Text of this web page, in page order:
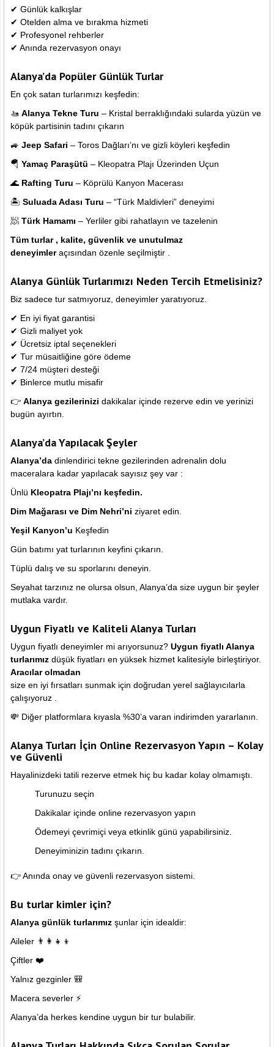
✔ Günlük kalkışlar
✔ Otelden alma ve bırakma hizmeti
✔ Profesyonel rehberler
✔ Anında rezervasyon onayı
Alanya’da Popüler Günlük Turlar
En çok satan turlarımızı keşfedin:
🚤 Alanya Tekne Turu – Kristal berraklığındaki sularda yüzün ve
köpük partisinin tadını çıkarın
🚙 Jeep Safari – Toros Dağları’nı ve gizli köyleri keşfedin
🪂 Yamaç Paraşütü – Kleopatra Plajı Üzerinden Uçun
🌊 Rafting Turu – Köprülü Kanyon Macerası
🏝 Suluada Adası Turu – “Türk Maldivleri” deneyimi
🧖 Türk Hamamı – Yerliler gibi rahatlayın ve tazelenin
Tüm turlar , kalite, güvenlik ve unutulmaz
deneyimleraçısından özenle seçilmiştir .
Alanya Günlük Turlarımızı Neden Tercih Etmelisiniz?
Biz sadece tur satmıyoruz, deneyimler yaratıyoruz.
✔ En iyi fiyat garantisi
✔ Gizli maliyet yok
✔ Ücretsiz iptal seçenekleri
✔ Tur müsaitliğine göre ödeme
✔ 7/24 müşteri desteği
✔ Binlerce mutlu misafir
👉 Alanya gezilerinizi dakikalar içinde rezerve edin ve yerinizi
bugün ayırtın.
Alanya’da Yapılacak Şeyler
Alanya’da dinlendirici tekne gezilerinden adrenalin dolu
maceralara kadar yapılacak sayısız şey var :
Ünlü Kleopatra Plajı’nı keşfedin.
Dim Mağarası ve Dim Nehri’ni ziyaret edin.
Yeşil Kanyon’u Keşfedin
Gün batımı yat turlarının keyfini çıkarın.
Tüplü dalış ve su sporlarını deneyin.
Seyahat tarzınız ne olursa olsun, Alanya’da size uygun bir şeyler
mutlaka vardır.
Uygun Fiyatlı ve Kaliteli Alanya Turları
Uygun fiyatlı deneyimler mi arıyorsunuz? Uygun fiyatlı Alanya
turlarımız düşük fiyatları en yüksek hizmet kalitesiyle birleştiriyor.
Aracılar olmadan
size en iyi fırsatları sunmak için doğrudan yerel sağlayıcılarla
çalışıyoruz .
💸 Diğer platformlara kıyasla %30’a varan indirimden yararlanın.
Alanya Turları İçin Online Rezervasyon Yapın – Kolay
ve Güvenli
Hayalinizdeki tatili rezerve etmek hiç bu kadar kolay olmamıştı.
Turunuzu seçin
Dakikalar içinde online rezervasyon yapın
Ödemeyi çevrimiçi veya etkinlik günü yapabilirsiniz.
Deneyiminizin tadını çıkarın.
👉 Anında onay ve güvenli rezervasyon sistemi.
Bu turlar kimler için?
Alanya günlük turlarımız şunlar için idealdir:
Aileler 👨‍👩‍👧‍👦
Çiftler ❤️
Yalnız gezginler 🎒
Macera severler ⚡
Alanya’da herkes kendine uygun bir tur bulabilir.